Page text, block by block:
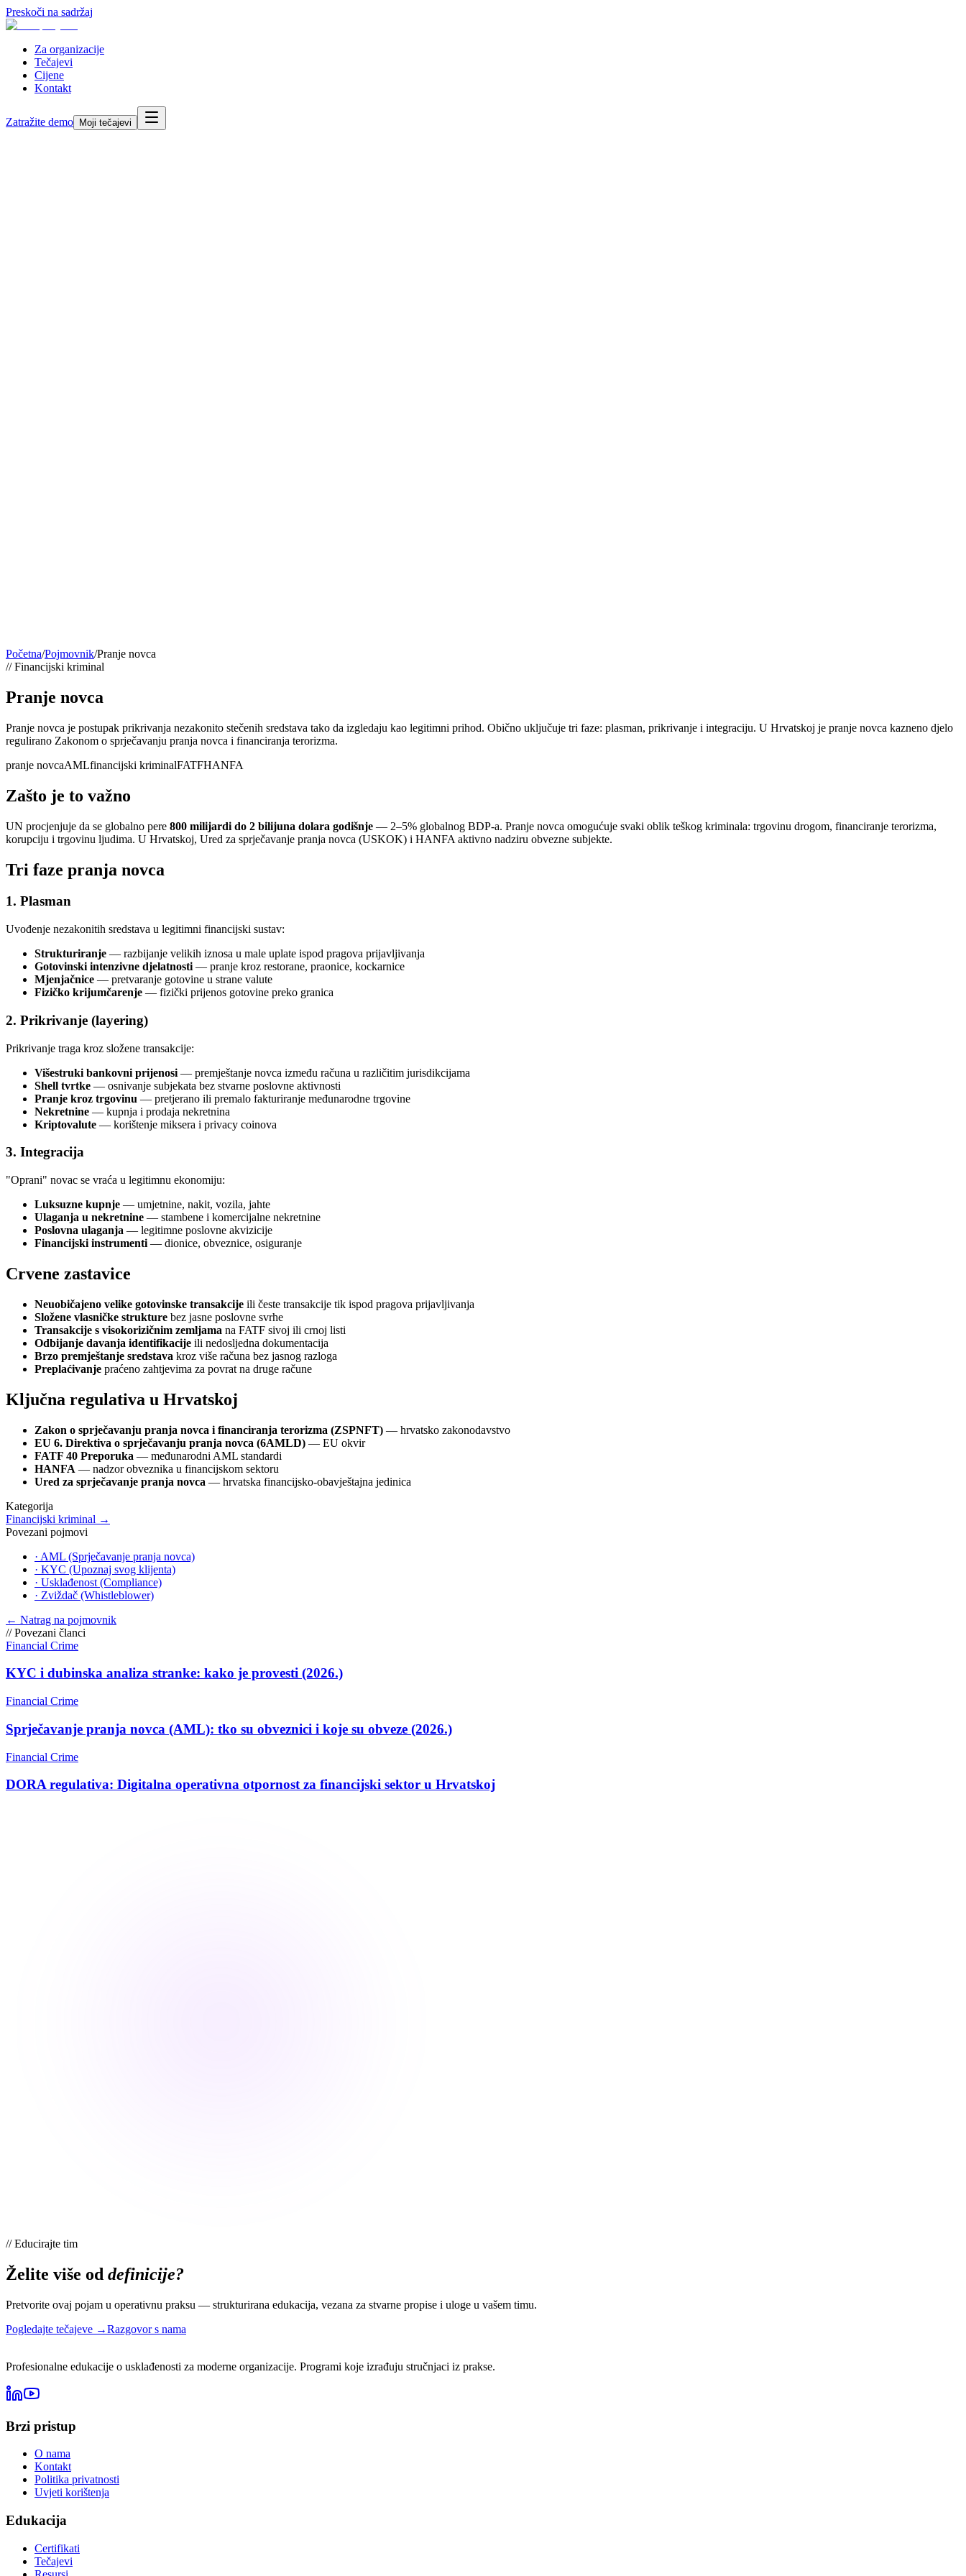
Preskoči na sadržaj
Za organizacije
Tečajevi
Cijene
Kontakt
Zatražite demo Moji tečajevi
Početna/Pojmovnik/Pranje novca
//Financijski kriminal
Pranje novca
Pranje novca je postupak prikrivanja nezakonito stečenih sredstava tako da izgledaju kao legitimni prihod. Obično uključuje tri faze: plasman, prikrivanje i integraciju. U Hrvatskoj je pranje novca kazneno djelo
regulirano Zakonom o sprječavanju pranja novca i financiranja terorizma.
pranje novcaAMLfinancijski kriminalFATFHANFA
Zašto je to važno
UN procjenjuje da se globalno pere 800 milijardi do 2 bilijuna dolara godišnje — 2–5% globalnog BDP-a. Pranje novca omogućuje svaki oblik teškog kriminala: trgovinu drogom, financiranje terorizma,
korupciju i trgovinu ljudima. U Hrvatskoj, Ured za sprječavanje pranja novca (USKOK) i HANFA aktivno nadziru obvezne subjekte.
Tri faze pranja novca
1. Plasman
Uvođenje nezakonitih sredstava u legitimni financijski sustav:
Strukturiranje — razbijanje velikih iznosa u male uplate ispod pragova prijavljivanja
Gotovinski intenzivne djelatnosti — pranje kroz restorane, praonice, kockarnice
Mjenjačnice — pretvaranje gotovine u strane valute
Fizičko krijumčarenje — fizički prijenos gotovine preko granica
2. Prikrivanje (layering)
Prikrivanje traga kroz složene transakcije:
Višestruki bankovni prijenosi — premještanje novca između računa u različitim jurisdikcijama
Shell tvrtke — osnivanje subjekata bez stvarne poslovne aktivnosti
Pranje kroz trgovinu — pretjerano ili premalo fakturiranje međunarodne trgovine
Nekretnine — kupnja i prodaja nekretnina
Kriptovalute — korištenje miksera i privacy coinova
3. Integracija
"Oprani" novac se vraća u legitimnu ekonomiju:
Luksuzne kupnje — umjetnine, nakit, vozila, jahte
Ulaganja u nekretnine — stambene i komercijalne nekretnine
Poslovna ulaganja — legitimne poslovne akvizicije
Financijski instrumenti — dionice, obveznice, osiguranje
Crvene zastavice
Neuobičajeno velike gotovinske transakcije ili česte transakcije tik ispod pragova prijavljivanja
Složene vlasničke strukture bez jasne poslovne svrhe
Transakcije s visokorizičnim zemljama na FATF sivoj ili crnoj listi
Odbijanje davanja identifikacije ili nedosljedna dokumentacija
Brzo premještanje sredstava kroz više računa bez jasnog razloga
Preplaćivanje praćeno zahtjevima za povrat na druge račune
Ključna regulativa u Hrvatskoj
Zakon o sprječavanju pranja novca i financiranja terorizma (ZSPNFT) — hrvatsko zakonodavstvo
EU 6. Direktiva o sprječavanju pranja novca (6AMLD) — EU okvir
FATF 40 Preporuka — međunarodni AML standardi
HANFA — nadzor obveznika u financijskom sektoru
Ured za sprječavanje pranja novca — hrvatska financijsko-obavještajna jedinica
Kategorija
Financijski kriminal →
Povezani pojmovi
· AML (Sprječavanje pranja novca)
· KYC (Upoznaj svog klijenta)
· Usklađenost (Compliance)
· Zviždač (Whistleblower)
← Natrag na pojmovnik
//Povezani članci
Financial Crime
KYC i dubinska analiza stranke: kako je provesti (2026.)
Financial Crime
Sprječavanje pranja novca (AML): tko su obveznici i koje su obveze (2026.)
Financial Crime
DORA regulativa: Digitalna operativna otpornost za financijski sektor u Hrvatskoj
//Educirajte tim
Želite više od definicije?
Pretvorite ovaj pojam u operativnu praksu — strukturirana edukacija, vezana za stvarne propise i uloge u vašem timu.
Pogledajte tečajeve →Razgovor s nama
Profesionalne edukacije o usklađenosti za moderne organizacije. Programi koje izrađuju stručnjaci iz prakse.
Brzi pristup
O nama
Kontakt
Politika privatnosti
Uvjeti korištenja
Edukacija
Certifikati
Tečajevi